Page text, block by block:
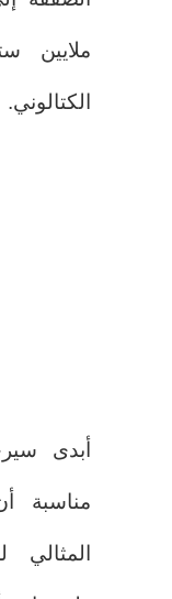
ملايين
الكتالوني.
أبدى
مناسبة
المثالي